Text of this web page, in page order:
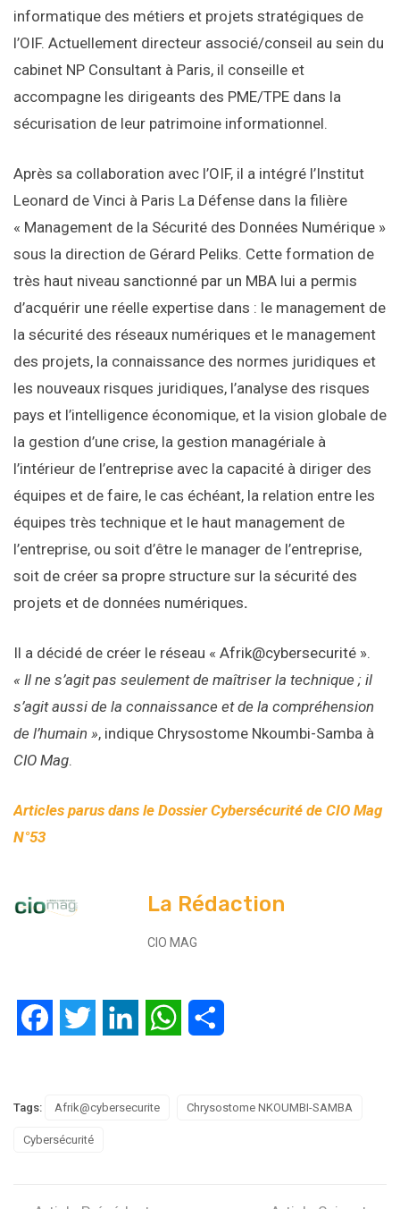
informatique des métiers et projets stratégiques de
l’OIF. Actuellement directeur associé/conseil au sein du
cabinet NP Consultant à Paris, il conseille et
accompagne les dirigeants des PME/TPE dans la
sécurisation de leur patrimoine informationnel.
Après sa collaboration avec l’OIF, il a intégré l’Institut
Leonard de Vinci à Paris La Défense dans la filière
« Management de la Sécurité des Données Numérique »
sous la direction de Gérard Peliks. Cette formation de
très haut niveau sanctionné par un MBA lui a permis
d’acquérir une réelle expertise dans : le management de
la sécurité des réseaux numériques et le management
des projets, la connaissance des normes juridiques et
les nouveaux risques juridiques, l’analyse des risques
pays et l’intelligence économique, et la vision globale de
la gestion d’une crise, la gestion managériale à
l’intérieur de l’entreprise avec la capacité à diriger des
équipes et de faire, le cas échéant, la relation entre les
équipes très technique et le haut management de
l’entreprise, ou soit d’être le manager de l’entreprise,
soit de créer sa propre structure sur la sécurité des
projets et de données numériques.
Il a décidé de créer le réseau « Afrik@cybersecurité ».
« Il ne s’agit pas seulement de maîtriser la technique ; il
s’agit aussi de la connaissance et de la compréhension
de l’humain », indique Chrysostome Nkoumbi-Samba à
CIO Mag.
Articles parus dans le Dossier Cybersécurité de CIO Mag
N°53
La Rédaction
CIO MAG
FacebookTwitter LinkedIn WhatsApp
Tags: Afrik@cybersecurite Chrysostome NKOUMBI-SAMBA
Cybersécurité